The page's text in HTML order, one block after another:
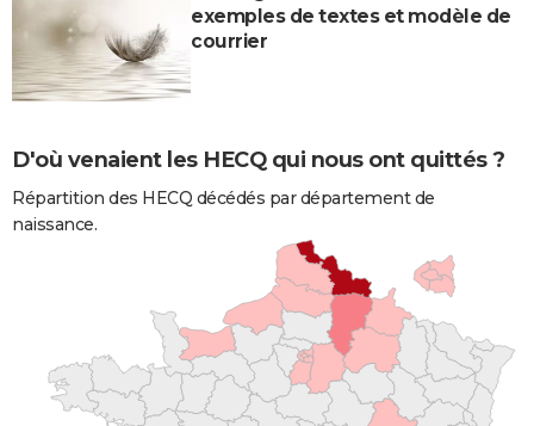
exemples de textes et modèle de
courrier
D'où venaient les HECQ qui nous ont quittés ?
Répartition des HECQ décédés par département de
naissance.